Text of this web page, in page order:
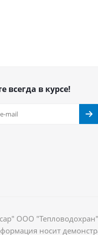
всегда в курсе!
ООО
носит